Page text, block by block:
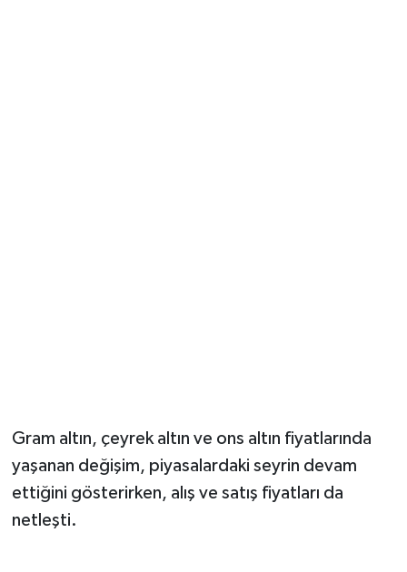
Gram altın, çeyrek altın ve ons altın fiyatlarında
yaşanan değişim, piyasalardaki seyrin devam
ettiğini gösterirken, alış ve satış fiyatları da
netleşti.